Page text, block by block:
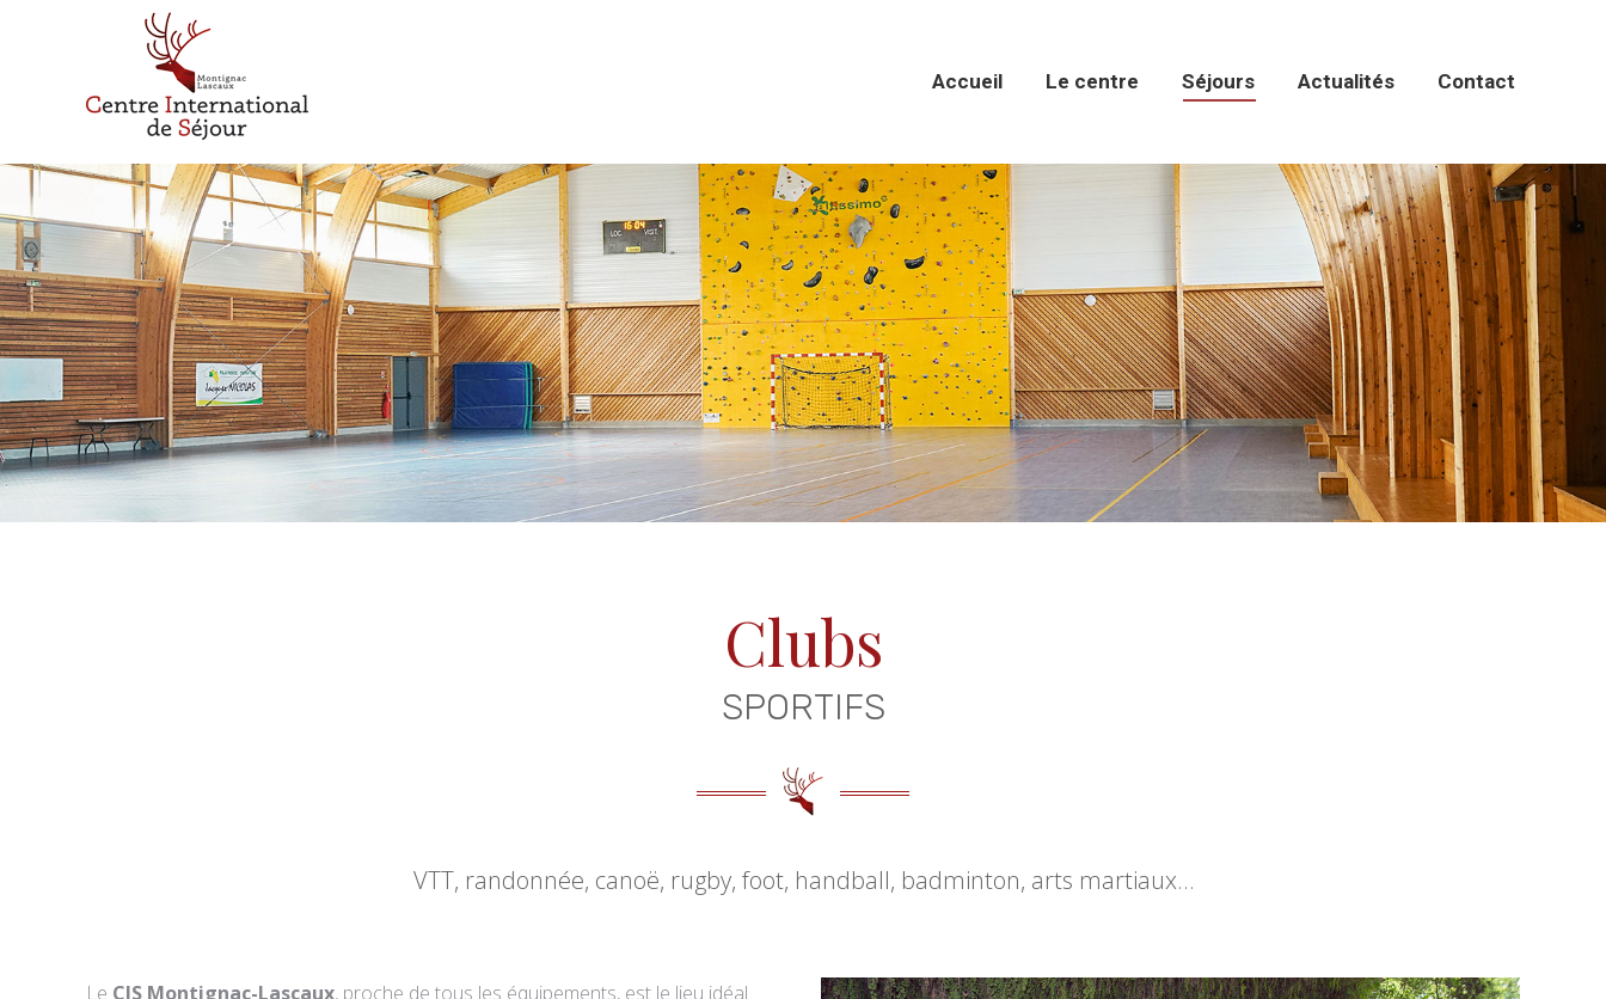
Accueil Le centre Séjours Actualités Contact
Clubs
SPORTIFS
VTT, randonnée, canoë, rugby, foot, handball, badminton, arts martiaux…
Le CIS Montignac-Lascaux, proche de tous les équipements, est le lieu idéal